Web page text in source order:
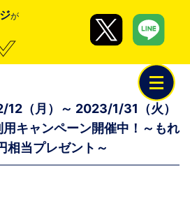
が
12（月）～ 2023/1/31（火）
用キャンペーン開催中！～もれ
相当プレゼント～